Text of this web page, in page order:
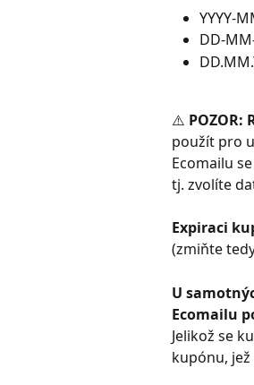
YYYY-
DD-
⚠️ POZOR:
použít pro
Ecomailu
tj. zvolíte
Expiraci
(zmiňte
U
Ecomailu
Jelikož se
kupónu,